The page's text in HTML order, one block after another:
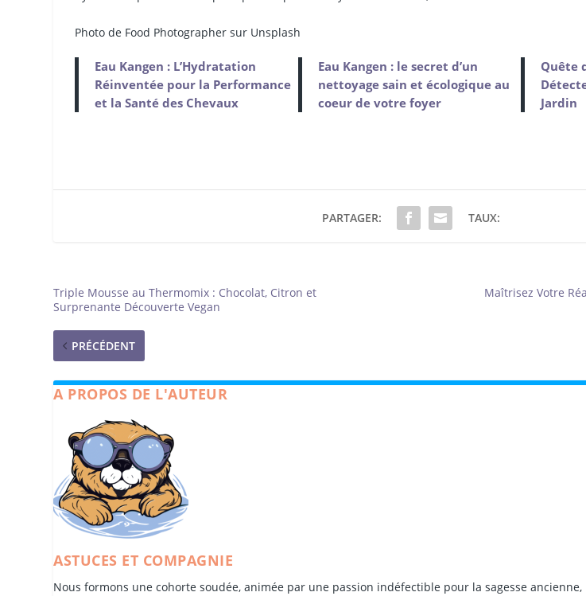
Photo de Food Photographer sur Unsplash
Eau Kangen : L’Hydratation
Réinventée pour la Performance
et la Santé des Chevaux
Eau Kangen : le secret d’un
nettoyage sain et écologique au
coeur de votre foyer
Quête
Jardin
PARTAGER: TAUX:
Triple Mousse au Thermomix : Chocolat, Citron et
Surprenante Découverte Vegan
PRÉCÉDENT
Maîtrisez Votre
A PROPOS DE L'AUTEUR
ASTUCES ET COMPAGNIE
Nous formons une cohorte soudée, animée par une passion indéfectible pour la sagesse